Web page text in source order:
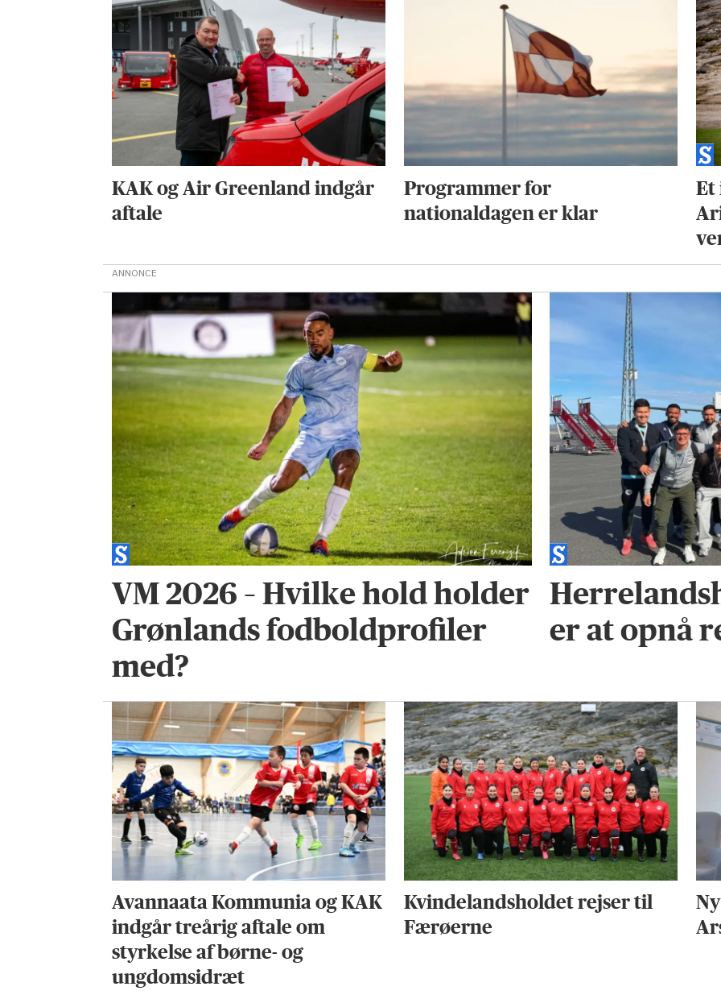
KAK og Air Greenland indgår
aftale
Programmer for
nationaldagen er klar
Et
ANNONCE
VM 2026 – Hvilke hold holder
Grønlands fodboldprofiler
med?
er at opnå
Avannaata Kommunia og KAK
indgår treårig aftale om
styrkelse af børne- og
ungdomsidræt
Kvindelandsholdet rejser til
Færøerne